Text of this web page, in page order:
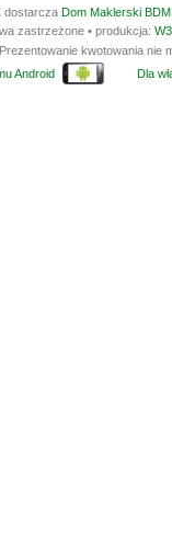
dostarcza Dom Maklerski
zastrzeżone • produkcja:
. Prezentowanie kwotowania
Android Dla